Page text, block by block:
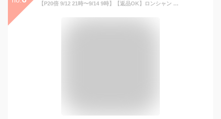
【P20倍 9/12 21時〜9/14 9時】【返品OK】ロンシャン トートバッグ ロゾ Mサイズ ブラック レディース LONGCHAMP 10183 968 001